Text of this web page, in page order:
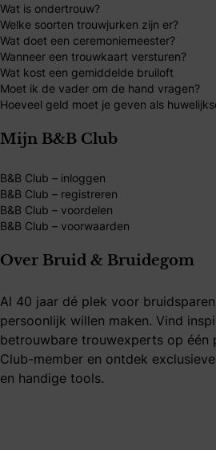
Wat is ondertrouw?
Welke soorten trouwjurken zijn er?
Wat doet een ceremoniemeester?
Wanneer een trouwkaart versturen?
Wat kost een gemiddelde bruiloft
Moet ik de vader om de hand vragen?
Hoeveel geld moet je geven als
Mijn B&B Club
B&B Club – inloggen
B&B Club – registreren
B&B Club – voordelen
B&B Club – voorwaarden
Over Bruid & Bruidegom
Al 40 jaar dé plek voor
persoonlijk willen maken. Vind
betrouwbare trouwexperts op één
Club-member en ontdek
en handige tools.